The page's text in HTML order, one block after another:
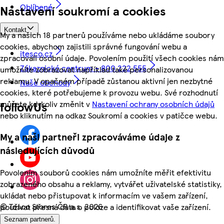
Nastavení soukromí a cookies
My a našich 18 partnerů používáme nebo ukládáme soubory
cookies, abychom zajistili správné fungování webu a
zpracovali osobní údaje. Povolením použití všech cookies nám
umožníte zobrazovat například také personalizovanou
reklamu. V opačném případě zůstanou aktivní jen nezbytné
cookies, které potřebujeme k provozu webu. Své rozhodnutí
můžete kdykoliv změnit v Nastavení ochrany osobních údajů
nebo kliknutím na odkaz Soukromí a cookies v patičce webu.
My a naši partneři zpracováváme údaje z
následujících důvodů
Povolením souborů cookies nám umožníte měřit efektivitu
zobrazeného obsahu a reklamy, vytvářet uživatelské statistiky,
ukládat nebo přistupovat k informacím ve vašem zařízení,
používat přesná data o poloze a identifikovat vaše zařízení.
Seznam partnerů.
Oblíbené
Kontakt
itesco.cz
Zákaznické centrum - 800 222 555
Naše obchody
followUs
©Tesco Stores ČR a.s. 2026